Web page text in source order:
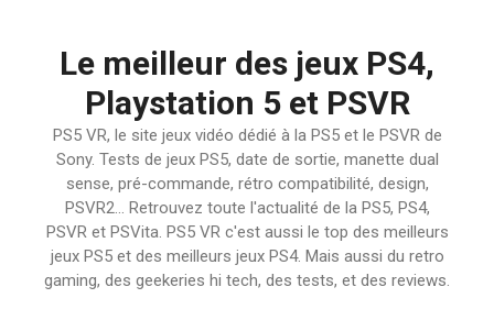
Le meilleur des jeux PS4,
Playstation 5 et PSVR
PS5 VR, le site jeux vidéo dédié à la PS5 et le PSVR de
Sony. Tests de jeux PS5, date de sortie, manette dual
sense, pré-commande, rétro compatibilité, design,
PSVR2… Retrouvez toute l'actualité de la PS5, PS4,
PSVR et PSVita. PS5 VR c'est aussi le top des meilleurs
jeux PS5 et des meilleurs jeux PS4. Mais aussi du retro
gaming, des geekeries hi tech, des tests, et des reviews.